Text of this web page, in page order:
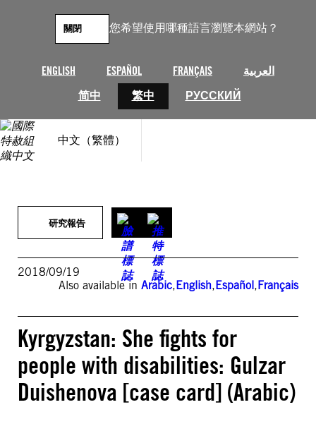
您希望使用哪種語言瀏覽本網站？
ENGLISH ESPAÑOL FRANÇAIS
العربية
简中
繁中 РУССКИЙ
關閉
中文（繁體）
研究報告
2018/09/19
Also available in Arabic,English,Español,Français
Kyrgyzstan: She fights for
people with disabilities: Gulzar
Duishenova [case card] (Arabic)